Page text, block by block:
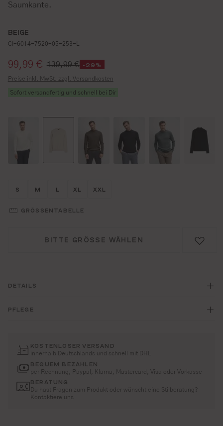
Saumkante.
BEIGE
CI-6014-7520-05-253-L
Verkaufspreis:
99,99 € 139,99 € -29%
Preise inkl. MwSt. zzgl. Versandkosten
Sofort versandfertig und schnell bei Dir
Größe wählen
S Größe wählen
M Größe wählen
L Größe wählen
XL Größe wählen
XXL
GRÖSSENTABELLE
BITTE GRÖSSE WÄHLEN
DETAILS
PFLEGE
KOSTENLOSER VERSAND
innerhalb Deutschlands und schnell mit DHL
BEQUEM BEZAHLEN
per Rechnung, Paypal, Klarna, Mastercard, Visa oder Vorkasse
BERATUNG
Du hast Fragen zum Produkt oder wünscht eine Stilberatung?
Kontaktiere uns